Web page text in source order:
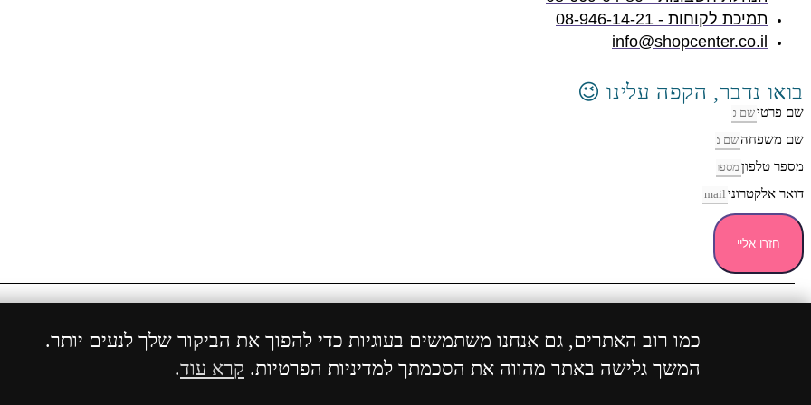
כמו רוב האתרים, גם אנחנו משתמשים בעוגיות כדי להפוך את הביקור שלך לנעים יותר.
המשך גלישה באתר מהווה את הסכמתך למדיניות הפרטיות. קרא עוד.
תמיכת לקוחות - 08-946-14-21
info@shopcenter.co.il
בואו נדבר, הקפה עלינו 😉
שם פרטי
שם משפחה
מספר טלפון
דואר אלקטרוני
חזרו אליי